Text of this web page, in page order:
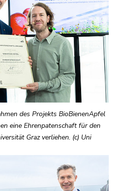
des Projekts BioBienenApfel
eine Ehrenpatenschaft für den
Graz verliehen. (c) Uni